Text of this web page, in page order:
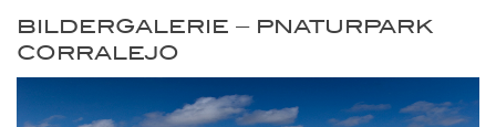
BILDERGALERIE – PNATURPARK
CORRALEJO